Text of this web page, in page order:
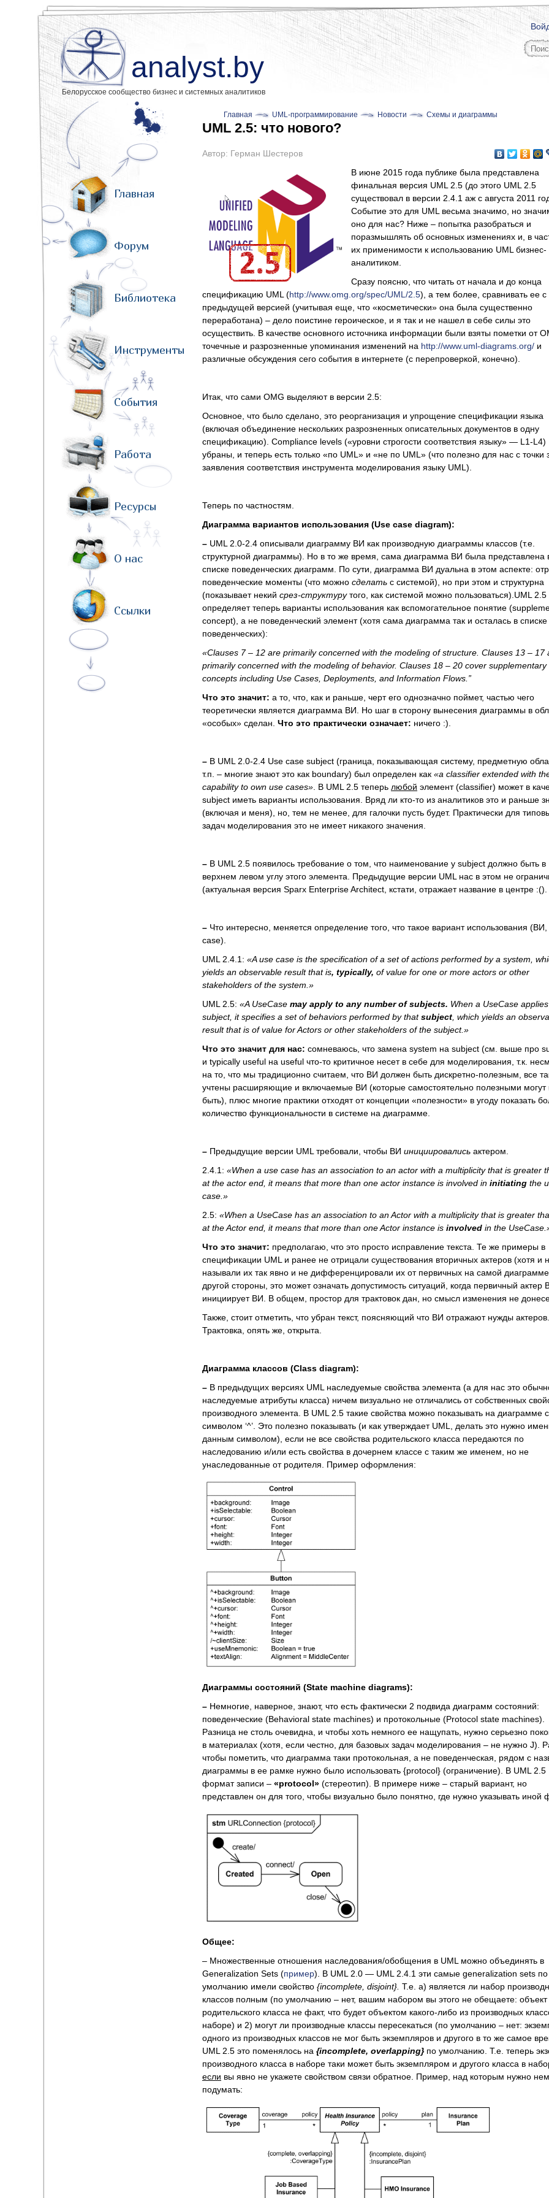
analyst.by
Белорусское сообщество бизнес и системных аналитиков
Главная
Форум
Библиотека
Инструменты
События
Работа
Ресурсы
О нас
Ссылки
Главная UML-программирование Новости Схемы и диаграммы
UML 2.5: что нового?
Автор: Герман Шестеров
В июне 2015 года публике была представлена
финальная версия UML 2.5 (до этого UML 2.5
существовал в версии 2.4.1 аж с августа 2011
Событие это для UML весьма значимо, но
оно для нас? Ниже – попытка разобраться и
поразмышлять об основных изменениях и, в
их применимости к использованию UML бизнес-
аналитиком.
Сразу поясню, что читать от начала и до конца
спецификацию UML (http://www.omg.org/spec/UML/2.5), а тем более, сравнивать ее с
предыдущей версией (учитывая еще, что «косметически» она была существенно
переработана) ‒ дело поистине героическое, и я так и не нашел в себе силы это
осуществить. В качестве основного источника информации были взяты пометки от
точечные и разрозненные упоминания изменений на http://www.uml-diagrams.org/ и
различные обсуждения сего события в интернете (с перепроверкой, конечно).
Итак, что сами OMG выделяют в версии 2.5:
Основное, что было сделано, это реорганизация и упрощение спецификации языка
(включая объединение нескольких разрозненных описательных документов в одну
спецификацию). Compliance levels («уровни строгости соответствия языку» — L1-L4)
убраны, и теперь есть только «по UML» и «не по UML» (что полезно для нас с точки
заявления соответствия инструмента моделирования языку UML).
Теперь по частностям.
Диаграмма вариантов использования (Use case diagram):
– UML 2.0-2.4 описывали диаграмму ВИ как производную диаграммы классов (т.е.
структурной диаграммы). Но в то же время, сама диаграмма ВИ была представлена
списке поведенческих диаграмм. По сути, диаграмма ВИ дуальна в этом аспекте:
поведенческие моменты (что можно сделать с системой), но при этом и структурна
(показывает некий срез-структурутого, как системой можно пользоваться).UML 2.5
определяет теперь варианты использования как вспомогательное понятие
concept), а не поведенческий элемент (хотя сама диаграмма так и осталась в списке
поведенческих):
«Clauses 7 – 12 are primarily concerned with the modeling of structure. Clauses 13 – 17
primarily concerned with the modeling of behavior. Clauses 18 – 20 cover supplementary
concepts including Use Cases, Deployments, and Information Flows.”
Что это значит: а то, что, как и раньше, черт его однозначно поймет, частью чего
теоретически является диаграмма ВИ. Но шаг в сторону вынесения диаграммы в
«особых» сделан. Что это практически означает: ничего :).
– В UML 2.0-2.4 Use case subject (граница, показывающая систему, предметную
т.п. – многие знают это как boundary) был определен как «a classifier extended with
capability to own use cases» . В UML 2.5 теперь любой элемент (classifier) может в
subject иметь варианты использования. Вряд ли кто-то из аналитиков это и раньше
(включая и меня), но, тем не менее, для галочки пусть будет. Практически для
задач моделирования это не имеет никакого значения.
– В UML 2.5 появилось требование о том, что наименование у subject должно быть в
верхнем левом углу этого элемента. Предыдущие версии UML нас в этом не
(актуальная версия Sparx Enterprise Architect, кстати, отражает название в центре :().
– Что интересно, меняется определение того, что такое вариант использования
case).
UML 2.4.1: «A use case is the specification of a set of actions performed by a system,
yields an observable result that is, typically, of value for one or more actors or other
stakeholders of the system.»
UML 2.5: «A UseCase may apply to any number of subjects. When a UseCase
subject, it specifies a set of behaviors performed by thatsubject , which yields an
result that is of value for Actors or other stakeholders of the subject.»
Что это значит для нас: сомневаюсь, что замена system на subject (см. выше про
и typically useful на useful что-то критичное несет в себе для моделирования, т.к.
на то, что мы традиционно считаем, что ВИ должен быть дискретно-полезным, все
учтены расширяющие и включаемые ВИ (которые самостоятельно полезными могут
быть), плюс многие практики отходят от концепции «полезности» в угоду показать
количество функциональности в системе на диаграмме.
– Предыдущие версии UML требовали, чтобы ВИ инициировались актером.
2.4.1: «When a use case has an association to an actor with a multiplicity that is greater
at the actor end, it means that more than one actor instance is involved in initiating the
case.»
2.5: «When a UseCase has an association to an Actor with a multiplicity that is greater
at the Actor end, it means that more than one Actor instance is involved in the
Что это значит: предполагаю, что это просто исправление текста. Те же примеры в
спецификации UML и ранее не отрицали существования вторичных актеров (хотя и
называли их так явно и не дифференцировали их от первичных на самой
другой стороны, это может означать допустимость ситуаций, когда первичный актер
инициирует ВИ. В общем, простор для трактовок дан, но смысл изменения не
Также, стоит отметить, что убран текст, поясняющий что ВИ отражают нужды актеров.
Трактовка, опять же, открыта.
Диаграмма классов (Class diagram):
– В предыдущих версиях UML наследуемые свойства элемента (а для нас это
наследуемые атрибуты класса) ничем визуально не отличались от собственных
производного элемента. В UML 2.5 такие свойства можно показывать на диаграмме с
символом ‘^’. Это полезно показывать (и как утверждает UML, делать это нужно
данным символом), если не все свойства родительского класса передаются по
наследованию и/или есть свойства в дочернем классе с таким же именем, но не
унаследованные от родителя. Пример оформления:
Диаграммы состояний (State machine diagrams):
– Немногие, наверное, знают, что есть фактически 2 подвида диаграмм состояний:
поведенческие (Behavioral state machines) и протокольные (Protocol state machines).
Разница не столь очевидна, и чтобы хоть немного ее нащупать, нужно серьезно
в материалах (хотя, если честно, для базовых задач моделирования ‒ не нужно J).
чтобы пометить, что диаграмма таки протокольная, а не поведенческая, рядом с
диаграммы в ее рамке нужно было использовать {protocol} (ограничение). В UML 2.5
формат записи ‒ «protocol» (стереотип). В примере ниже – старый вариант, но
представлен он для того, чтобы визуально было понятно, где нужно указывать иной
Общее:
– Множественные отношения наследования/обобщения в UML можно объединять в
Generalization Sets (пример). В UML 2.0 — UML 2.4.1 эти самые generalization sets по
умолчанию имели свойство {incomplete disjoint} Т.е. а) является ли набор
классов полным (по умолчанию – нет, вашим набором вы этого не обещаете: объект
родительского класса не факт, что будет объектом какого-либо из производных
наборе) и 2) могут ли производные классы пересекаться (по умолчанию ‒ нет:
одного из производных классов не мог быть экземпляров и другого в то же самое
UML 2.5 это поменялось на {incomplete, overlapping}по умолчанию. Т.е. теперь
производного класса в наборе таки может быть экземпляром и другого класса в
если вы явно не укажете свойством связи обратное. Пример, над которым нужно
подумать: